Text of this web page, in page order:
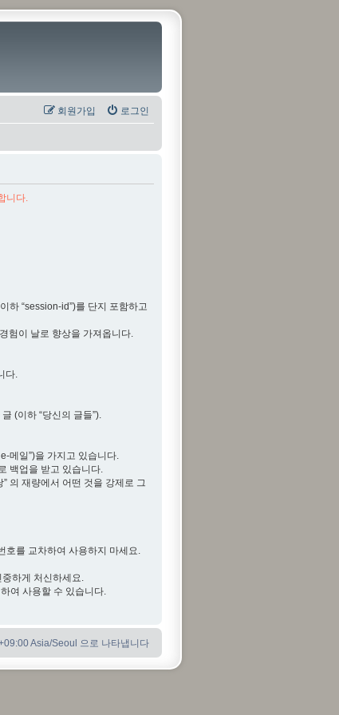
로그인
회원가입
니다.
하 “session-id”)를 단지 포함하고
험이 날로 향상을 가져옵니다.
다.
(이하 “당신의 글들”).
메일”)을 가지고 있습니다.
백업을 받고 있습니다.
의 재량에서 어떤 것을 강제로 그
호를 교차하여 사용하지 마세요.
하게 처신하세요.
하여 사용할 수 있습니다.
Asia/Seoul 으로 나타냅니다